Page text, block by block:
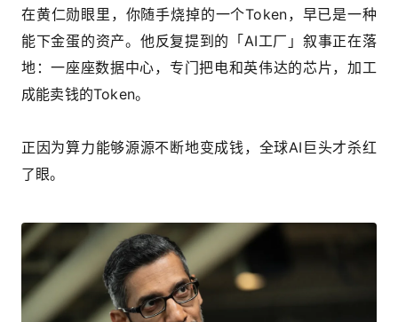
在黄仁勋眼里，你随手烧掉的一个Token，早已是一种
能下金蛋的资产。 他反复提到的「AI工厂」叙事正在落
地：一座座数据中心，专门把电和英伟达的芯片，加工
成能卖钱的Token。
正因为算力能够源源不断地变成钱，全球AI巨头才杀红
了眼。